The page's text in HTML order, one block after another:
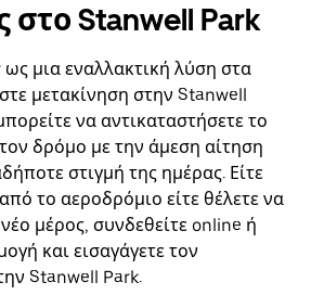
στο Stanwell Park
ως μια εναλλακτική λύση στα
μετακίνηση στην Stanwell
να αντικαταστήσετε το
δρόμο με την άμεση αίτηση
στιγμή της ημέρας. Είτε
το αεροδρόμιο είτε θέλετε να
μέρος, συνδεθείτε online ή
και εισαγάγετε τον
Stanwell Park.